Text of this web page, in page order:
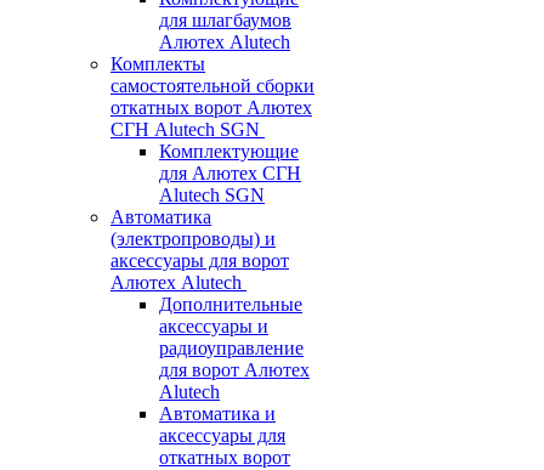
для шлагбаумов
Алютех Alutech
Комплекты
самостоятельной сборки
откатных ворот Алютех
СГН Alutech SGN
Комплектующие
для Алютех СГН
Alutech SGN
Автоматика
(электропроводы) и
аксессуары для ворот
Алютех Alutech
Дополнительные
аксессуары и
радиоуправление
для ворот Алютех
Alutech
Автоматика и
аксессуары для
откатных ворот